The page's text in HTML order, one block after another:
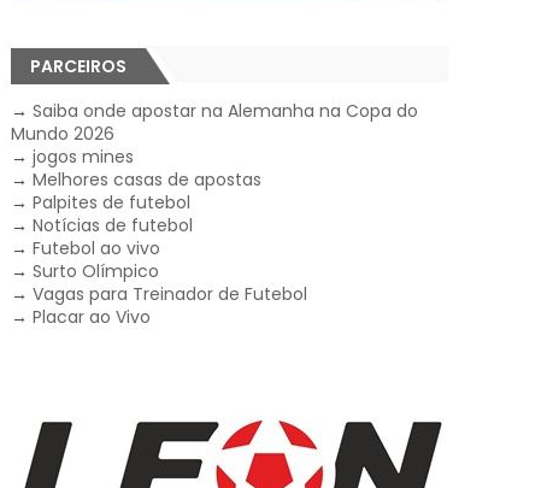
PARCEIROS
→Saiba onde apostar na Alemanha na Copa do
Mundo 2026
→jogos mines
→Melhores casas de apostas
→Palpites de futebol
→Notícias de futebol
→Futebol ao vivo
→Surto Olímpico
→Vagas para Treinador de Futebol
→Placar ao Vivo